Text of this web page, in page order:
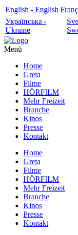
English - English
Українська -
Ukraine
Menü
Home
Greta
Filme
HÖRFILM
Mehr Freizeit
Branche
Kinos
Presse
Kontakt
Home
Greta
Filme
HÖRFILM
Mehr Freizeit
Branche
Kinos
Presse
Kontakt